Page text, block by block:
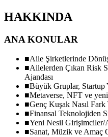
HAKKINDA
ANA KONULAR
■Aile Şirketlerinde
■Ailelerden Çıkan Risk
Ajandası
■Büyük Gruplar, Startup
■Metaverse, NFT ve
■Genç Kuşak Nasıl Fark
■Finansal Teknolojiden
■Yeni Nesil
■Sanat, Müzik ve Amaç